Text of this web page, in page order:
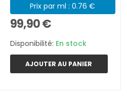
Prix par ml : 0.76 €
99,90 €
Disponibilité: En stock
AJOUTER AU PANIER